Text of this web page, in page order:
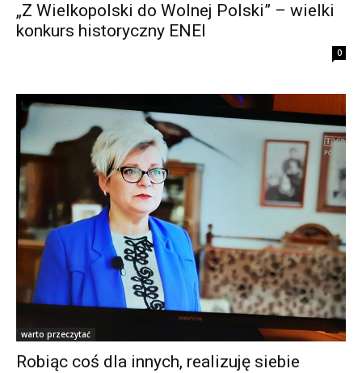
„Z Wielkopolski do Wolnej Polski” – wielki
konkurs historyczny ENEI
0
warto przeczytać
Robiąc coś dla innych, realizuję siebie